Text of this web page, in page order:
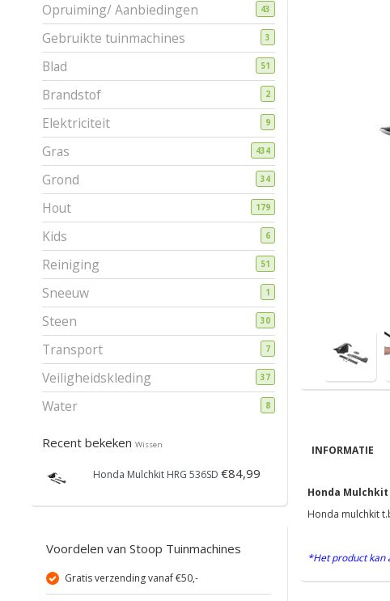
Opruiming/ Aanbiedingen 43
Gebruikte tuinmachines 3
Blad 51
Brandstof 2
Elektriciteit 9
Gras 434
Grond 34
Hout 179
Kids 6
Reiniging 51
Sneeuw 1
Steen 30
Transport 7
Veiligheidskleding 37
Water 8
Recent bekeken Wissen
Honda Mulchkit HRG 536SD €84,99
Voordelen van Stoop Tuinmachines
Gratis verzending vanaf €50,-
INFORMATIE
Honda Mulchkit
Honda mulchkit
*Het product kan